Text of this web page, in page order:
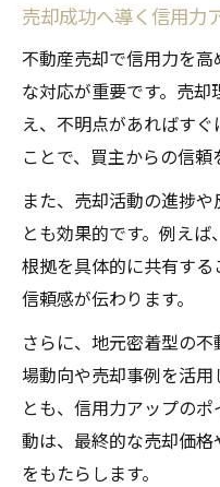
売却成功へ導く信用力
不動産売却で信用力を
な対応が重要です。売
え、不明点があればす
ことで、買主からの信頼
また、売却活動の進捗
とも効果的です。例え
根拠を具体的に共有す
信頼感が伝わります。
さらに、地元密着型の
場動向や売却事例を活
とも、信用力アップの
動は、最終的な売却価
をもたらします。